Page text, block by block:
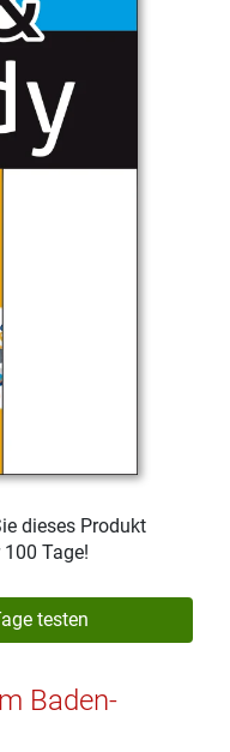
dieses Produkt
Tage!
testen
Baden-